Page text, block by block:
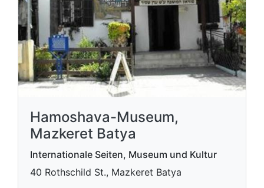
Hamoshava-Museum,
Mazkeret Batya
Internationale Seiten, Museum und Kultur
40 Rothschild St., Mazkeret Batya